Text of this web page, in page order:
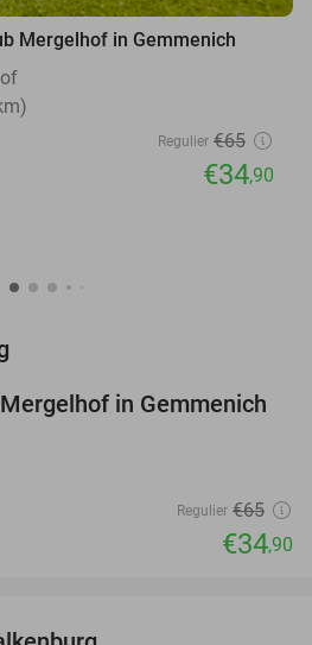
Mergelhof in Gemmenich
Regulier €65
€34,90
46%
in Gemmenich
Regulier €65
€34,90